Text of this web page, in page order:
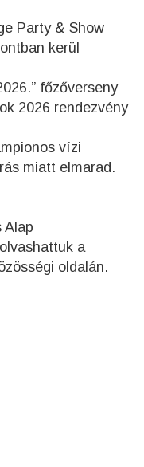
Party & Show
kerül
főzőverseny
2026 rendezvény
vízi
miatt elmarad.
Alap
olvashattuk a
oldalán.